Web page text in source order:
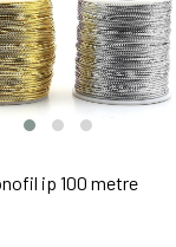
ip 100 metre